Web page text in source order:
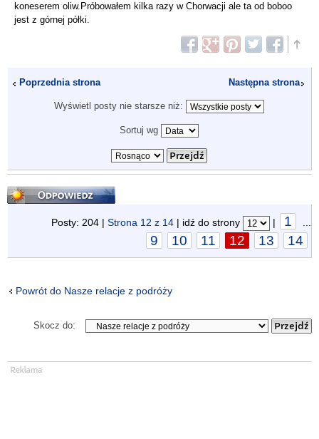
koneserem oliw.Próbowałem kilka razy w Chorwacji ale ta od boboo
jest z górnej półki.
Poprzednia strona Następna strona
Wyświetl posty nie starsze niż:
Sortuj wg
Odpowiedz
Posty: 204 | Strona 12 z 14 | idź do strony | 1 ...
9 10 11 12 13 14
Powrót do Nasze relacje z podróży
Skocz do: